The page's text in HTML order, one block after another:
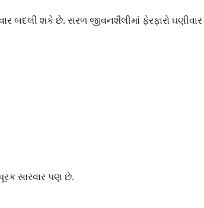
બદલી શકે છે. સરળ જીવનશૈલીમાં ફેરફારો
સારવાર પણ છે.